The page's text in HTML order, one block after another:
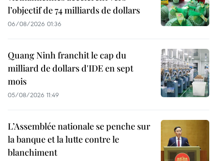
l’objectif de 74 milliards de dollars
06/08/2026 01:36
Quang Ninh franchit le cap du
milliard de dollars d'IDE en sept
mois
05/08/2026 11:49
L’Assemblée nationale se penche sur
la banque et la lutte contre le
blanchiment